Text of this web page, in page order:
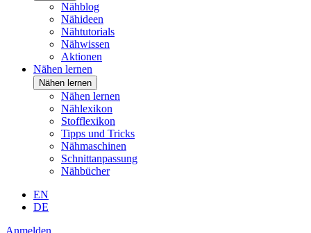
Nähblog
Nähideen
Nähtutorials
Nähwissen
Aktionen
Nähen lernen
Nähen lernen
Nähen lernen
Nählexikon
Stofflexikon
Tipps und Tricks
Nähmaschinen
Schnittanpassung
Nähbücher
EN
DE
Anmelden